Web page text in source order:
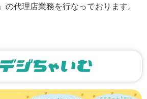
の代理店業務を行なっております。